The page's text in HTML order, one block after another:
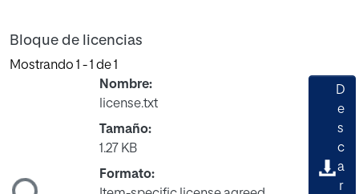
Bloque de licencias
Mostrando 1 - 1 de 1
Nombre:
license.txt
Tamaño:
1.27 KB
Formato:
D
e
s
c
a
r